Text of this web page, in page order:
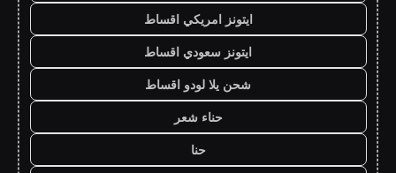
ايتونز امريكي اقساط
ايتونز سعودي اقساط
شحن يلا لودو اقساط
حناء شعر
حنا